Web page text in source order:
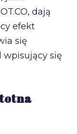
dają
efekt
się
wpisujący się